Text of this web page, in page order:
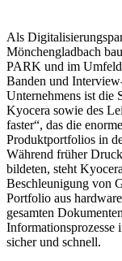
Als
Mönchengladbach
PARK und im Umfeld
Banden und
Unternehmens ist die
Kyocera sowie des
faster“, das die
Produktportfolios in
Während früher
bildeten, steht
Beschleunigung von
Portfolio aus
gesamten
Informationsprozesse
sicher und schnell.